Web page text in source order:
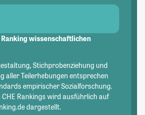
Ranking wissenschaftlichen
Stichprobenziehung und
aller Teilerhebungen entsprechen
empirischer Sozialforschung.
CHE Rankings wird ausführlich auf
dargestellt.